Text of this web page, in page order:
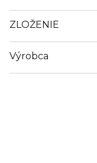
ZLOŽENIE
Výrobca